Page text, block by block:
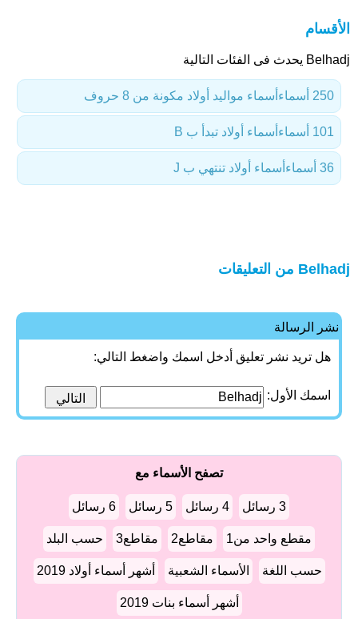
الأقسام
Belhadj يحدث فى الفئات التالية
أسماء مواليد أولاد مكونة من 8 حروف 250 أسماء
أسماء أولاد تبدأ ب B 101 أسماء
أسماء أولاد تنتهي ب J 36 أسماء
Belhadj من التعليقات
نشر الرسالة
هل تريد نشر تعليق أدخل اسمك واضغط التالي:
اسمك الأول:
تصفح الأسماء مع
3 رسائل 4 رسائل 5 رسائل 6 رسائل
مقطع واحد من1 مقاطع2 مقاطع3 حسب البلد
حسب اللغة الأسماء الشعبية أشهر أسماء أولاد 2019
أشهر أسماء بنات 2019